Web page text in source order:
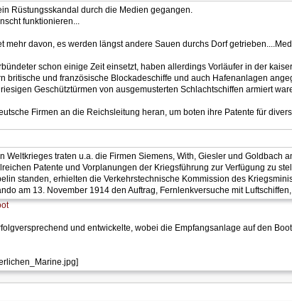
Rüstungsskandal durch die Medien gegangen.
funktionieren...
mehr davon, es werden längst andere Sauen durchs Dorf
schon einige Zeit einsetzt, haben allerdings Vorläufer in der
britische und französische Blockadeschiffe und auch Hafenanlagen
Geschütztürmen von ausgemusterten Schlachtschiffen armiert
Firmen an die Reichsleitung heran, um boten ihre Patente für
Weltkrieges traten u.a. die Firmen Siemens, With, Giesler und Goldbach
Patente und Vorplanungen der Kriegsführung zur Verfügung zu
standen, erhielten die Verkehrstechnische Kommission des
am 13. November 1914 den Auftrag, Fernlenkversuche mit
und entwickelte, wobei die Empfangsanlage auf den